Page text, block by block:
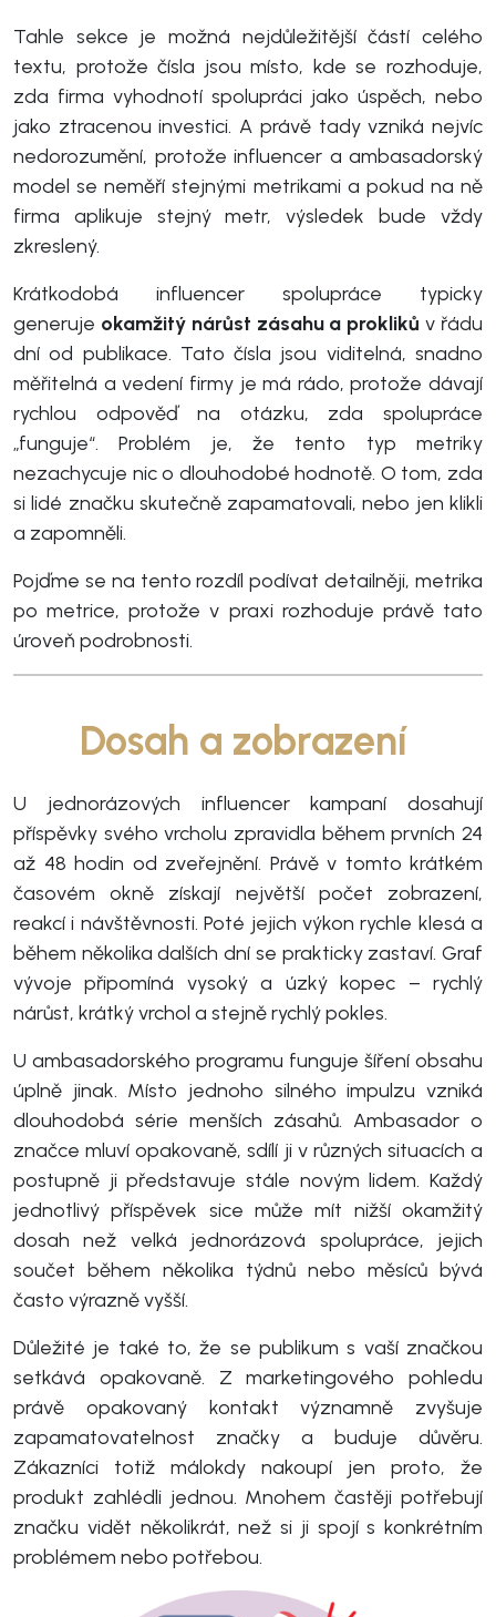
Tahle sekce je možná nejdůležitější částí celého
textu, protože čísla jsou místo, kde se rozhoduje,
zda firma vyhodnotí spolupráci jako úspěch, nebo
jako ztracenou investici. A právě tady vzniká nejvíc
nedorozumění, protože influencer a ambasadorský
model se neměří stejnými metrikami a pokud na ně
firma aplikuje stejný metr, výsledek bude vždy
zkreslený.
Krátkodobá influencer spolupráce typicky
generuje okamžitý nárůst zásahu a prokliků v řádu
dní od publikace. Tato čísla jsou viditelná, snadno
měřitelná a vedení firmy je má rádo, protože dávají
rychlou odpověď na otázku, zda spolupráce
„funguje“. Problém je, že tento typ metriky
nezachycuje nic o dlouhodobé hodnotě. O tom, zda
si lidé značku skutečně zapamatovali, nebo jen klikli
a zapomněli.
Pojďme se na tento rozdíl podívat detailněji, metrika
po metrice, protože v praxi rozhoduje právě tato
úroveň podrobnosti.
Dosah a zobrazení
U jednorázových influencer kampaní dosahují
příspěvky svého vrcholu zpravidla během prvních 24
až 48 hodin od zveřejnění. Právě v tomto krátkém
časovém okně získají největší počet zobrazení,
reakcí i návštěvnosti. Poté jejich výkon rychle klesá a
během několika dalších dní se prakticky zastaví. Graf
vývoje připomíná vysoký a úzký kopec – rychlý
nárůst, krátký vrchol a stejně rychlý pokles.
U ambasadorského programu funguje šíření obsahu
úplně jinak. Místo jednoho silného impulzu vzniká
dlouhodobá série menších zásahů. Ambasador o
značce mluví opakovaně, sdílí ji v různých situacích a
postupně ji představuje stále novým lidem. Každý
jednotlivý příspěvek sice může mít nižší okamžitý
dosah než velká jednorázová spolupráce, jejich
součet během několika týdnů nebo měsíců bývá
často výrazně vyšší.
Důležité je také to, že se publikum s vaší značkou
setkává opakovaně. Z marketingového pohledu
právě opakovaný kontakt významně zvyšuje
zapamatovatelnost značky a buduje důvěru.
Zákazníci totiž málokdy nakoupí jen proto, že
produkt zahlédli jednou. Mnohem častěji potřebují
značku vidět několikrát, než si ji spojí s konkrétním
problémem nebo potřebou.